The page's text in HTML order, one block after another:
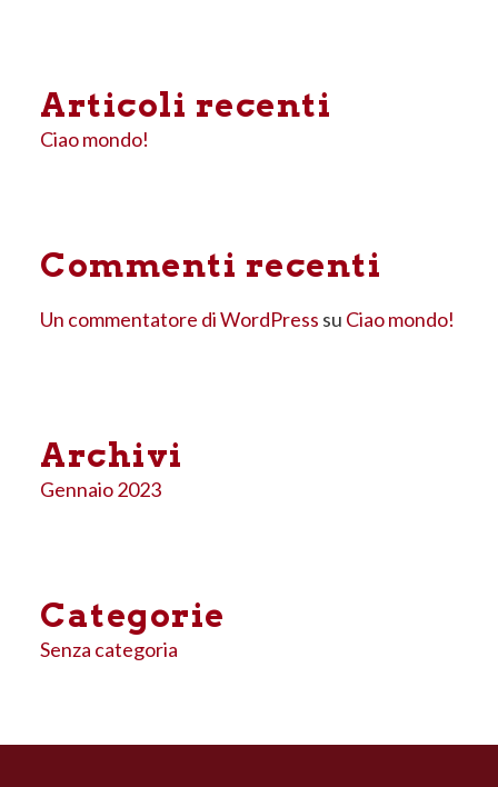
Articoli recenti
Ciao mondo!
Commenti recenti
Un commentatore di WordPress su Ciao mondo!
Archivi
Gennaio 2023
Categorie
Senza categoria